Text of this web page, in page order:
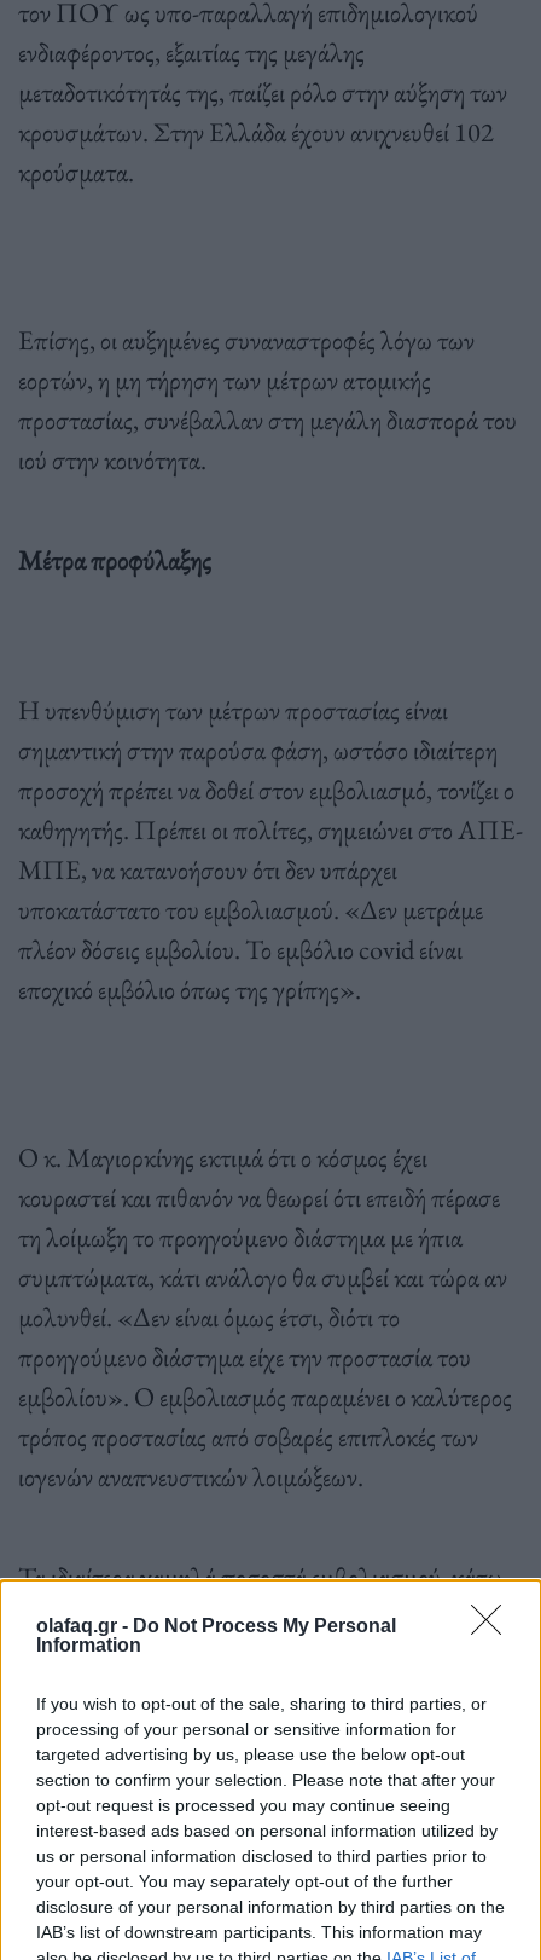
olafaq.gr - Do Not Process My Personal
Information
If you wish to opt-out of the sale, sharing to third parties, or
processing of your personal or sensitive information for
targeted advertising by us, please use the below opt-out
section to confirm your selection. Please note that after your
opt-out request is processed you may continue seeing
interest-based ads based on personal information utilized by
us or personal information disclosed to third parties prior to
your opt-out. You may separately opt-out of the further
disclosure of your personal information by third parties on the
IAB’s list of downstream participants. This information may
τον ΠΟΥ ως υπο-παραλλαγή επιδημιολογικού
ενδιαφέροντος, εξαιτίας της μεγάλης
μεταδοτικότητάς της, παίζει ρόλο στην αύξηση των
κρουσμάτων. Στην Ελλάδα έχουν ανιχνευθεί 102
κρούσματα.
Επίσης, οι αυξημένες συναναστροφές λόγω των
εορτών, η μη τήρηση των μέτρων ατομικής
προστασίας, συνέβαλλαν στη μεγάλη διασπορά του
ιού στην κοινότητα.
Μέτρα προφύλαξης
Η υπενθύμιση των μέτρων προστασίας είναι
σημαντική στην παρούσα φάση, ωστόσο ιδιαίτερη
προσοχή πρέπει να δοθεί στον εμβολιασμό, τονίζει ο
καθηγητής. Πρέπει οι πολίτες, σημειώνει στο ΑΠΕ-
ΜΠΕ, να κατανοήσουν ότι δεν υπάρχει
υποκατάστατο του εμβολιασμού. «Δεν μετράμε
πλέον δόσεις εμβολίου. Το εμβόλιο covid είναι
εποχικό εμβόλιο όπως της γρίπης».
Ο κ. Μαγιορκίνης εκτιμά ότι ο κόσμος έχει
κουραστεί και πιθανόν να θεωρεί ότι επειδή πέρασε
τη λοίμωξη το προηγούμενο διάστημα με ήπια
συμπτώματα, κάτι ανάλογο θα συμβεί και τώρα αν
μολυνθεί. «Δεν είναι όμως έτσι, διότι το
προηγούμενο διάστημα είχε την προστασία του
εμβολίου». Ο εμβολιασμός παραμένει ο καλύτερος
τρόπος προστασίας από σοβαρές επιπλοκές των
ιογενών αναπνευστικών λοιμώξεων.
Τα ιδιαίτερα χαμηλά ποσοστά εμβολιασμού, κάτω
από 200.000, ανησυχεί ιδιαίτερα τους επιστήμονες.
Ο κ. Μαγιορκίνης εξηγεί στο ΑΠΕ-ΜΠΕ ότι οι
ευάλωτοι πληθυσμοί (ηλικιωμένοι, άτομα με
υποκείμενα νοσήματα) κινδυνεύουν να νοσήσουν
βαριά και να χρειαστούν οξυγόνο, και αυτό θα
δημιουργήσει μια αυξημένη πίεση στο σύστημα
υγείας.